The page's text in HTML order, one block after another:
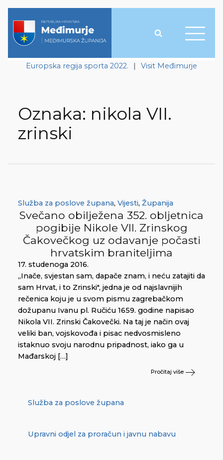
Europska regija sporta 2022. | Visit Međimurje
Oznaka: nikola VII.
zrinski
Služba za poslove župana, Vijesti, Županija
Svečano obilježena 352. obljetnica
pogibije Nikole VII. Zrinskog
Čakovečkog uz odavanje počasti
hrvatskim braniteljima
17. studenoga 2016.
„Inače, svjestan sam, dapače znam, i neću zatajiti da
sam Hrvat, i to Zrinski", jedna je od najslavnijih
rečenica koju je u svom pismu zagrebačkom
dožupanu Ivanu pl. Ručiću 1659. godine napisao
Nikola VII. Zrinski Čakovečki. Na taj je način ovaj
veliki ban, vojskovođa i pisac nedvosmisleno
istaknuo svoju narodnu pripadnost, iako ga u
Mađarskoj […]
Pročitaj više
Služba za poslove župana
Upravni odjel za proračun i javnu nabavu